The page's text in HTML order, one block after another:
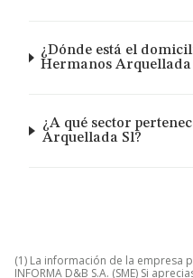
¿Dónde está el
Hermanos Arquellada
¿A qué sector
Arquellada Sl?
(1) La información de la empresa
INFORMA D&B S.A. (SME) Si